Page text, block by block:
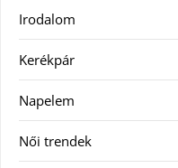
Irodalom
Kerékpár
Napelem
Női trendek